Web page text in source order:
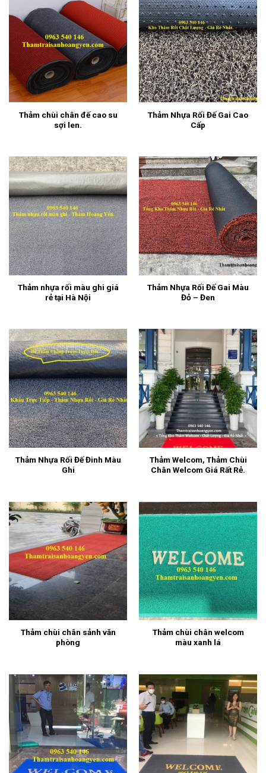
Thảm chùi chân đế cao su
sợi len.
Thảm Nhựa Rối Đế Gai Cao
Cấp
Thảm nhựa rối màu ghi giá
rẻ tại Hà Nội
Thảm Nhựa Rối Đế Gai Màu
Đỏ – Đen
Thảm Nhựa Rối Đế Đinh Màu
Ghi
Thảm Welcom, Thảm Chùi
Chân Welcom Giá Rất Rẻ.
Thảm chùi chân sảnh văn
phòng
Thảm chùi chân welcom
màu xanh lá